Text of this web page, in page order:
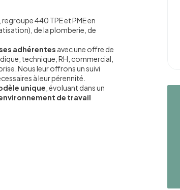
440 TPE et PME en
de la plomberie, de
adhérentes avec une offre de
technique, RH, commercial,
Nous leur offrons un suivi
à leur pérennité.
unique , évoluant dans un
de travail